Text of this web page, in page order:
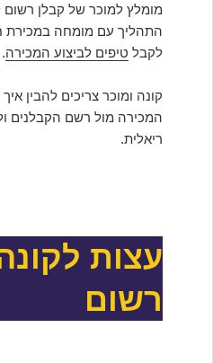
מומלץ למוכר של קבלן
התהליך עם מומחה במכירת
לקבל טיפים לביצוע המכירה.
קונה ומוכר צריכים להבין
המכירה מול רשם הקבלנים
ריאלית.
עצות
רשום